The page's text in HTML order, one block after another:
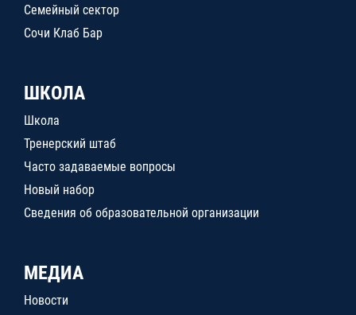
Семейный сектор
Сочи Клаб Бар
ШКОЛА
Школа
Тренерский штаб
Часто задаваемые вопросы
Новый набор
Сведения об образовательной организации
МЕДИА
Новости